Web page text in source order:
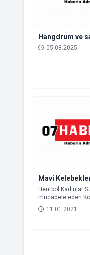
Hangdrum ve
05.08.2025
Mavi
Hentbol Kadınlar
mücadele eden
Kadın Hentbol
kadrosunu iki
11.01.2021